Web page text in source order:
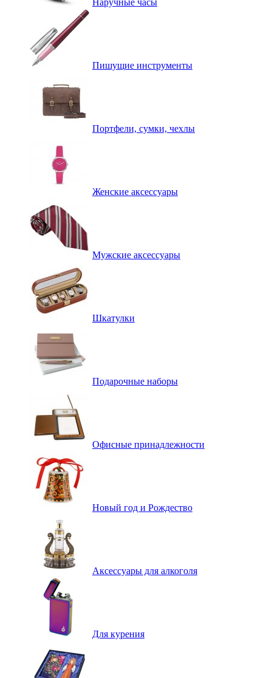
Наручные часы
Пишущие инструменты
Портфели, сумки, чехлы
Женские аксессуары
Мужские аксессуары
Шкатулки
Подарочные наборы
Офисные принадлежности
Новый год и Рождество
Аксессуары для алкоголя
Для курения